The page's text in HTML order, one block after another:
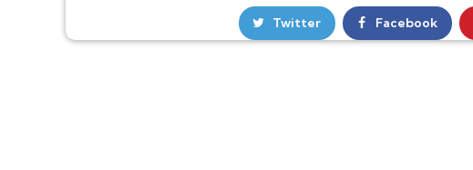
Twitter Facebook